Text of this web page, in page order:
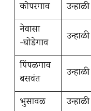
कोपरगाव
उन्हाळी
नेवासा
-घोडेगाव
उन्हाळी
पिंपळगाव
बसवंत
उन्हाळी
भुसावळ उन्हाळी